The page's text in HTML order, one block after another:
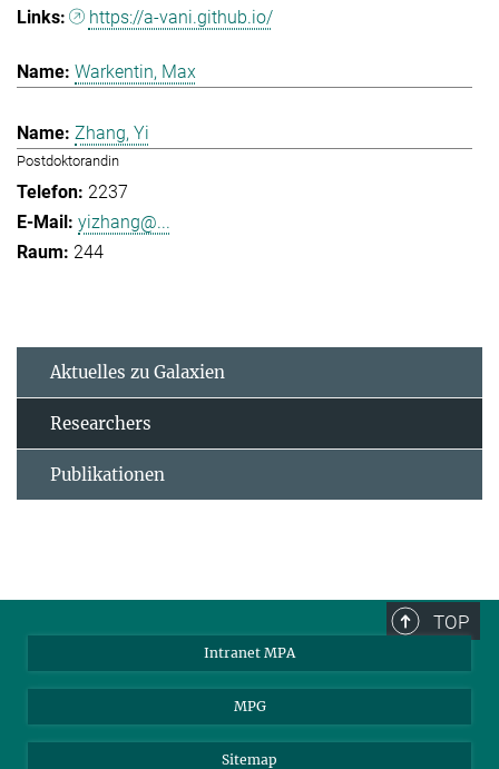
https://a-vani.github.io/
Warkentin, Max
Zhang, Yi
Postdoktorandin
2237
yizhang@...
244
Aktuelles zu Galaxien
Researchers
Publikationen
TOP
Intranet MPA
MPG
Sitemap